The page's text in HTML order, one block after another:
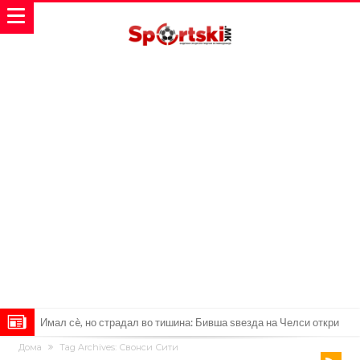
Имал сè, но страдал во тишина: Бивша ѕвезда на Челси откри
мрачна тајна на фудбалот
Објавени детали: Дали Инфантино планираше да создаде
Дома Tag Archives: Свонси Сити